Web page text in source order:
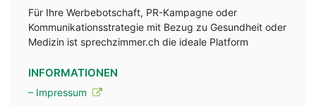
Für Ihre Werbebotschaft, PR-Kampagne oder
Kommunikationsstrategie mit Bezug zu Gesundheit oder
Medizin ist sprechzimmer.ch die ideale Platform
INFORMATIONEN
– Impressum